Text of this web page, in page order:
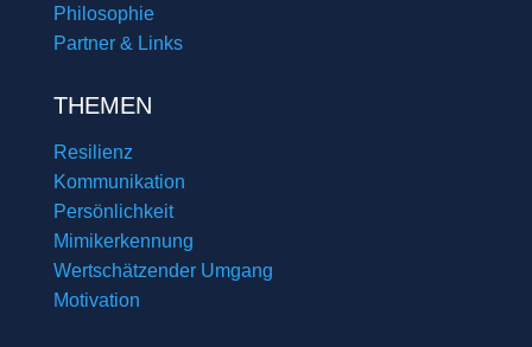
Philosophie
Partner & Links
THEMEN
Resilienz
Kommunikation
Persönlichkeit
Mimikerkennung
Wertschätzender Umgang
Motivation